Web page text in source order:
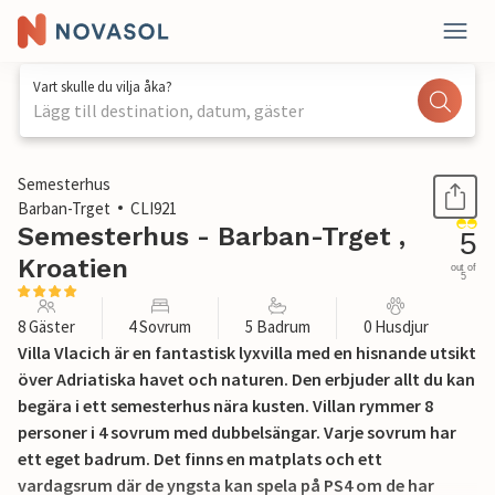
Vart skulle du vilja åka?
Lägg till destination, datum, gäster
1 / 49
Semesterhus
Barban-Trget
CLI921
Semesterhus - Barban-Trget ,
Kroatien
5
out of
5
8 Gäster 4 Sovrum 5 Badrum 0 Husdjur
Villa Vlacich är en fantastisk lyxvilla med en hisnande utsikt
över Adriatiska havet och naturen. Den erbjuder allt du kan
begära i ett semesterhus nära kusten. Villan rymmer 8
personer i 4 sovrum med dubbelsängar. Varje sovrum har
ett eget badrum. Det finns en matplats och ett
vardagsrum där de yngsta kan spela på PS4 om de har